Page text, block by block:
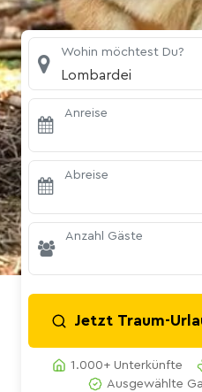
Wohin möchtest Du?
Lombardei
Anreise
Abreise
Anzahl Gäste
Jetzt Traum-
1.000+ Unterkünfte
Ausgewählte